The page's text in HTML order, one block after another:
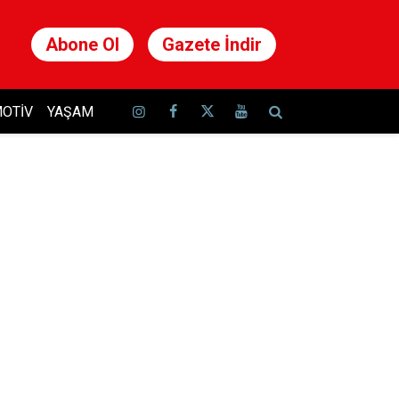
Abone Ol Gazete İndir
YAŞAM